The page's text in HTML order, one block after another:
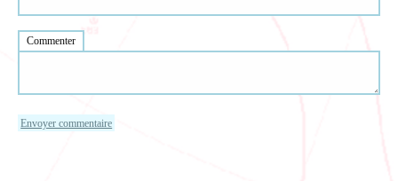
Commenter